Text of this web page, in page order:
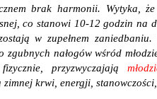
brak harmonii. Wytyka,
co stanowi 10-12 godzin na
w zupełnem
nałogów wśród
przyzwyczajają
zimnej krwi, energji,